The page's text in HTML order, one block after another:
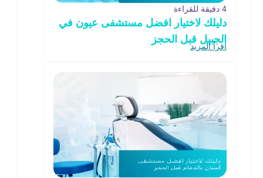
4 دقيقة للقراءة
دليلك لاختيار افضل مستشفى عيون في
الجبيل قبل الحجز
اقرأ المزيد